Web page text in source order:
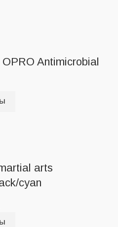
Antimicrobial
arts
cyan